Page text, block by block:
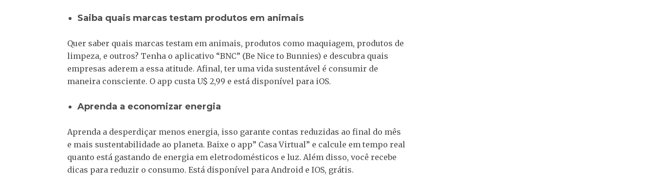
Saiba quais marcas testam produtos em animais
Quer saber quais marcas testam em animais, produtos como maquiagem, produtos de
limpeza, e outros? Tenha o aplicativo “BNC” (Be Nice to Bunnies) e descubra quais
empresas aderem a essa atitude. Afinal, ter uma vida sustentável é consumir de
maneira consciente. O app custa U$ 2,99 e está disponível para iOS.
Aprenda a economizar energia
Aprenda a desperdiçar menos energia, isso garante contas reduzidas ao final do mês
e mais sustentabilidade ao planeta. Baixe o app” Casa Virtual” e calcule em tempo real
quanto está gastando de energia em eletrodomésticos e luz. Além disso, você recebe
dicas para reduzir o consumo. Está disponível para Android e IOS, grátis.